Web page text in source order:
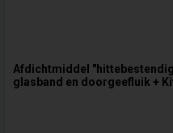
Afdichtmiddel
glasband en doorgeefluik +